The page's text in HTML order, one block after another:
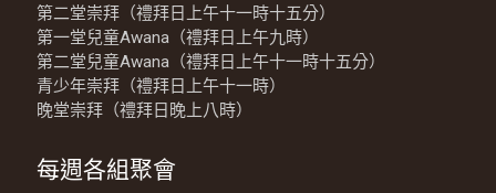
第二堂崇拜（禮拜日上午十一時十五分）
第一堂兒童Awana（禮拜日上午九時）
第二堂兒童Awana（禮拜日上午十一時十五分）
青少年崇拜（禮拜日上午十一時）
晚堂崇拜（禮拜日晚上八時）
每週各組聚會